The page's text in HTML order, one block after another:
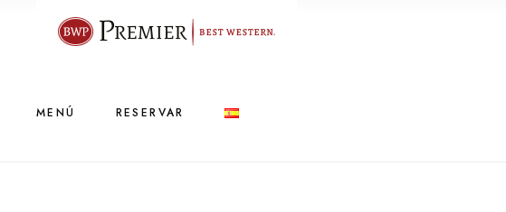
MENÚ RESERVAR
Una habitación